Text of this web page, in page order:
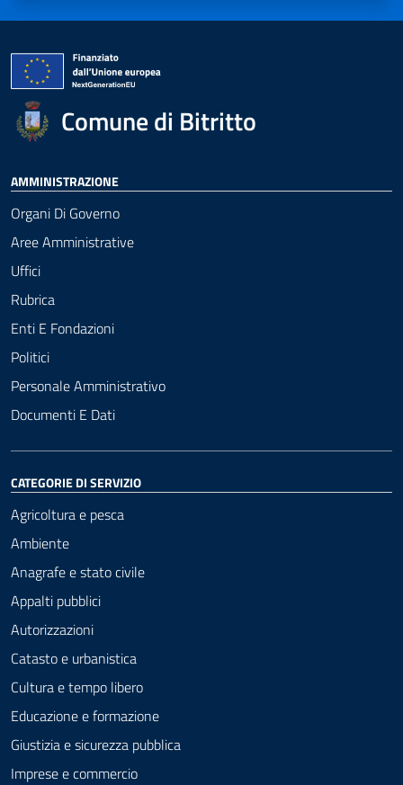
Comune di Bitritto
AMMINISTRAZIONE
Organi Di Governo
Aree Amministrative
Uffici
Rubrica
Enti E Fondazioni
Politici
Personale Amministrativo
Documenti E Dati
CATEGORIE DI SERVIZIO
Agricoltura e pesca
Ambiente
Anagrafe e stato civile
Appalti pubblici
Autorizzazioni
Catasto e urbanistica
Cultura e tempo libero
Educazione e formazione
Giustizia e sicurezza pubblica
Imprese e commercio